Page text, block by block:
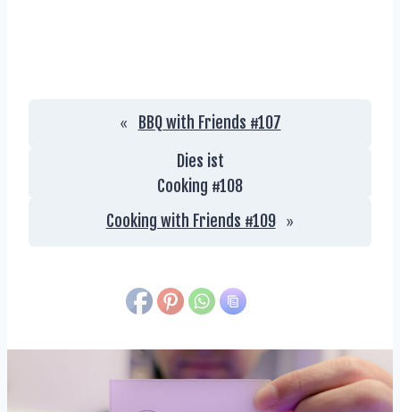
«
BBQ with Friends #107
Dies ist
Cooking #108
Cooking with Friends #109 »